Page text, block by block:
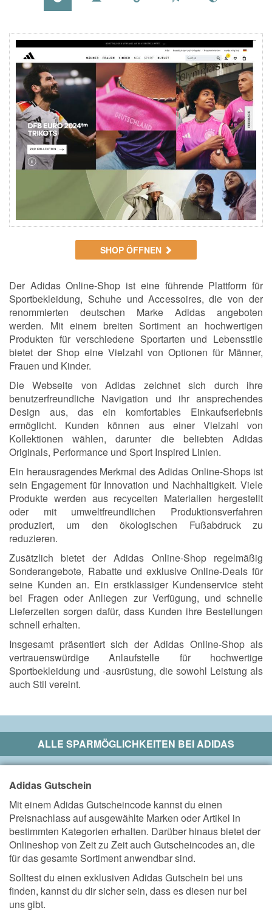
SHOP ÖFFNEN
Der Adidas Online-Shop ist eine führende Plattform für
Sportbekleidung, Schuhe und Accessoires, die von der
renommierten deutschen Marke Adidas angeboten
werden. Mit einem breiten Sortiment an hochwertigen
Produkten für verschiedene Sportarten und Lebensstile
bietet der Shop eine Vielzahl von Optionen für Männer,
Frauen und Kinder.
Die Webseite von Adidas zeichnet sich durch ihre
benutzerfreundliche Navigation und ihr ansprechendes
Design aus, das ein komfortables Einkaufserlebnis
ermöglicht. Kunden können aus einer Vielzahl von
Kollektionen wählen, darunter die beliebten Adidas
Originals, Performance und Sport Inspired Linien.
Ein herausragendes Merkmal des Adidas Online-Shops ist
sein Engagement für Innovation und Nachhaltigkeit. Viele
Produkte werden aus recycelten Materialien hergestellt
oder mit umweltfreundlichen Produktionsverfahren
produziert, um den ökologischen Fußabdruck zu
reduzieren.
Zusätzlich bietet der Adidas Online-Shop regelmäßig
Sonderangebote, Rabatte und exklusive Online-Deals für
seine Kunden an. Ein erstklassiger Kundenservice steht
bei Fragen oder Anliegen zur Verfügung, und schnelle
Lieferzeiten sorgen dafür, dass Kunden ihre Bestellungen
schnell erhalten.
Insgesamt präsentiert sich der Adidas Online-Shop als
vertrauenswürdige Anlaufstelle für hochwertige
Sportbekleidung und -ausrüstung, die sowohl Leistung als
auch Stil vereint.
ALLE SPARMÖGLICHKEITEN BEIADIDAS
Adidas Gutschein
Mit einem Adidas Gutscheincode kannst du einen
Preisnachlass auf ausgewählte Marken oder Artikel in
bestimmten Kategorien erhalten. Darüber hinaus bietet der
Onlineshop von Zeit zu Zeit auch Gutscheincodes an, die
für das gesamte Sortiment anwendbar sind.
Solltest du einen exklusiven Adidas Gutschein bei uns
finden, kannst du dir sicher sein, dass es diesen nur bei
uns gibt.